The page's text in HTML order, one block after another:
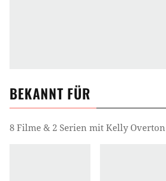
BEKANNT FÜR
8 Filme & 2 Serien mit Kelly Overton